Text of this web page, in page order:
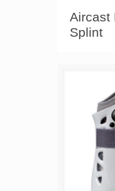
Aircast
Splint